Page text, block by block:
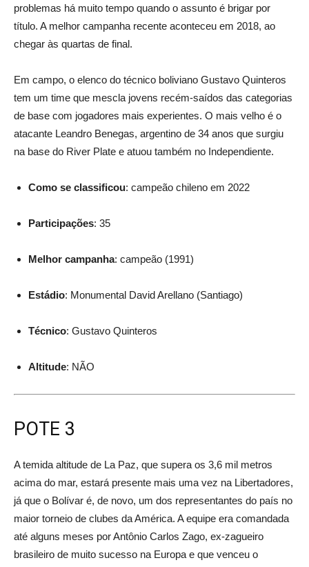
problemas há muito tempo quando o assunto é brigar por
título. A melhor campanha recente aconteceu em 2018, ao
chegar às quartas de final.
Em campo, o elenco do técnico boliviano Gustavo Quinteros
tem um time que mescla jovens recém-saídos das categorias
de base com jogadores mais experientes. O mais velho é o
atacante Leandro Benegas, argentino de 34 anos que surgiu
na base do River Plate e atuou também no Independiente.
Como se classificou: campeão chileno em 2022
Participações: 35
Melhor campanha: campeão (1991)
Estádio: Monumental David Arellano (Santiago)
Técnico: Gustavo Quinteros
Altitude: NÃO
POTE 3
A temida altitude de La Paz, que supera os 3,6 mil metros
acima do mar, estará presente mais uma vez na Libertadores,
já que o Bolívar é, de novo, um dos representantes do país no
maior torneio de clubes da América. A equipe era comandada
até alguns meses por Antônio Carlos Zago, ex-zagueiro
brasileiro de muito sucesso na Europa e que venceu o